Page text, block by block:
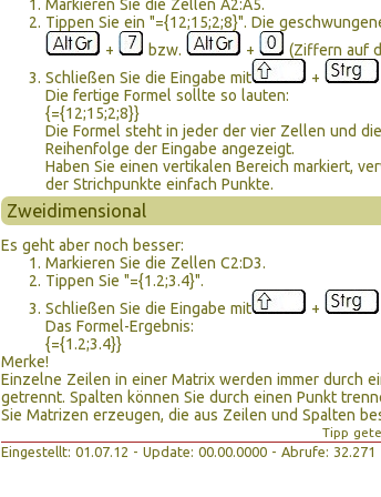
Markieren Sie die Zellen A2:A5.
Tippen Sie ein "={12;15;2;8}". Die
+
bzw. +
(Ziffern auf
Schließen Sie die Eingabe mit
+
Die fertige Formel sollte so lauten:
{={12;15;2;8}}
Die Formel steht in jeder der vier Zellen und
Reihenfolge der Eingabe angezeigt.
Haben Sie einen vertikalen Bereich markiert,
der Strichpunkte einfach Punkte.
Zweidimensional
Es geht aber noch besser:
Markieren Sie die Zellen C2:D3.
Tippen Sie "={1.2;3.4}".
Schließen Sie die Eingabe mit
+
Das Formel-Ergebnis:
{={1.2;3.4}}
Merke!
Einzelne Zeilen in einer Matrix werden immer durch
getrennt. Spalten können Sie durch einen Punkt
Sie Matrizen erzeugen, die aus Zeilen und Spalten
Tipp
Eingestellt: 01.07.12 - Update: 00.00.0000 - Abrufe: 32.271